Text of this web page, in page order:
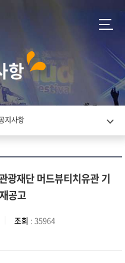
항
지사항
재단 머드뷰티치유관 기
공고
조회 : 35964